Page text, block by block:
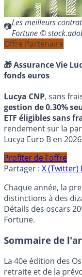
Les meilleurs
Fortune ©
Offre Partenaire
🎁 Assurance Vie
fonds euros
Lucya CNP, sans
gestion de 0.30%
ETF éligibles sans
rendement sur la
Lucya Euro B en
Profiter de l'offre
Partager : X (Twitter)
Chaque année, la
distinctions à des
Détails des oscars
Fortune.
Sommaire de
La 40e édition des
retraite et de la